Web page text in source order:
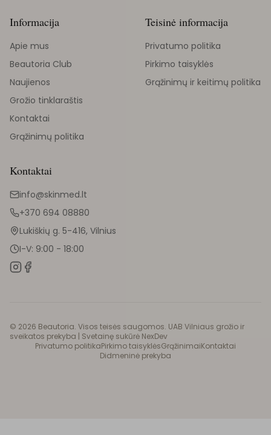
Informacija
Apie mus
Beautoria Club
Naujienos
Grožio tinklaraštis
Kontaktai
Grąžinimų politika
Teisinė informacija
Privatumo politika
Pirkimo taisyklės
Grąžinimų ir keitimų politika
Kontaktai
info@skinmed.lt
+370 694 08880
Lukiškių g. 5-416, Vilnius
I-V: 9:00 - 18:00
© 2026 Beautoria. Visos teisės saugomos. UAB Vilniaus grožio ir
sveikatos prekyba | Svetainę sukūrė NexDev
Privatumo politikaPirkimo taisyklėsGrąžinimaiKontaktai
Didmeninė prekyba